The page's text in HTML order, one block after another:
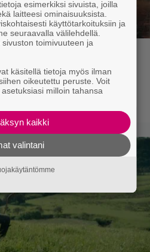
30 vuotta sitten
sai
esimerkiksi sivuista, joilla
laitteesi ominaisuuksista.
käyttötarkoituksiin ja
seuraavalla välilehdellä.
toimivuuteen ja
käsitellä tietoja myös ilman
oikeutettu peruste. Voit
milloin tahansa
kaikki
valintani